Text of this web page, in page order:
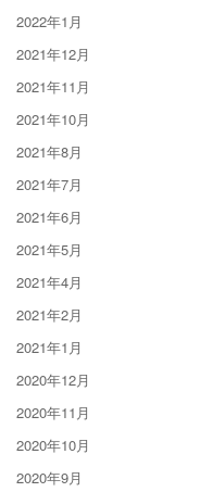
2022年1月
2021年12月
2021年11月
2021年10月
2021年8月
2021年7月
2021年6月
2021年5月
2021年4月
2021年2月
2021年1月
2020年12月
2020年11月
2020年10月
2020年9月